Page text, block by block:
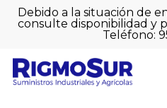
SkipDebido a la situación de
consulte disponibilidad y
Teléfono:
Cart
Sé el
valorar
cargador
NRG M12